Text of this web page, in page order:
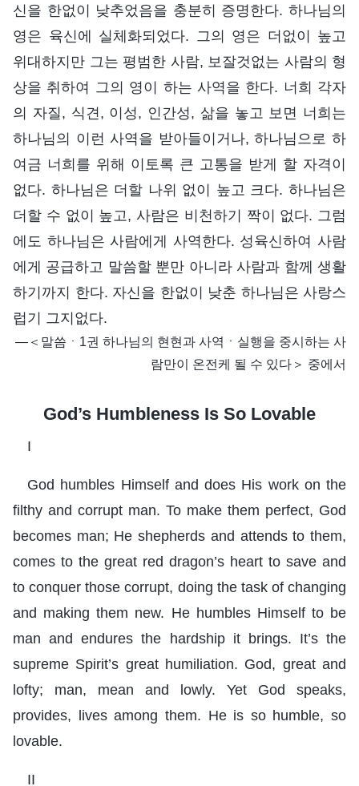
신을 한없이 낮추었음을 충분히 증명한다. 하나님의
영은 육신에 실체화되었다. 그의 영은 더없이 높고
위대하지만 그는 평범한 사람, 보잘것없는 사람의 형
상을 취하여 그의 영이 하는 사역을 한다. 너희 각자
의 자질, 식견, 이성, 인간성, 삶을 놓고 보면 너희는
하나님의 이런 사역을 받아들이거나, 하나님으로 하
여금 너희를 위해 이토록 큰 고통을 받게 할 자격이
없다. 하나님은 더할 나위 없이 높고 크다. 하나님은
더할 수 없이 높고, 사람은 비천하기 짝이 없다. 그럼
에도 하나님은 사람에게 사역한다. 성육신하여 사람
에게 공급하고 말씀할 뿐만 아니라 사람과 함께 생활
하기까지 한다. 자신을 한없이 낮춘 하나님은 사랑스
럽기 그지없다.
―＜말씀ㆍ1권 하나님의 현현과 사역ㆍ실행을 중시하는 사
람만이 온전케 될 수 있다＞ 중에서
God’s Humbleness Is So Lovable
I
God humbles Himself and does His work on the
filthy and corrupt man. To make them perfect, God
becomes man; He shepherds and attends to them,
comes to the great red dragon’s heart to save and
to conquer those corrupt, doing the task of changing
and making them new. He humbles Himself to be
man and endures the hardship it brings. It’s the
supreme Spirit’s great humiliation. God, great and
lofty; man, mean and lowly. Yet God speaks,
provides, lives among them. He is so humble, so
lovable.
II